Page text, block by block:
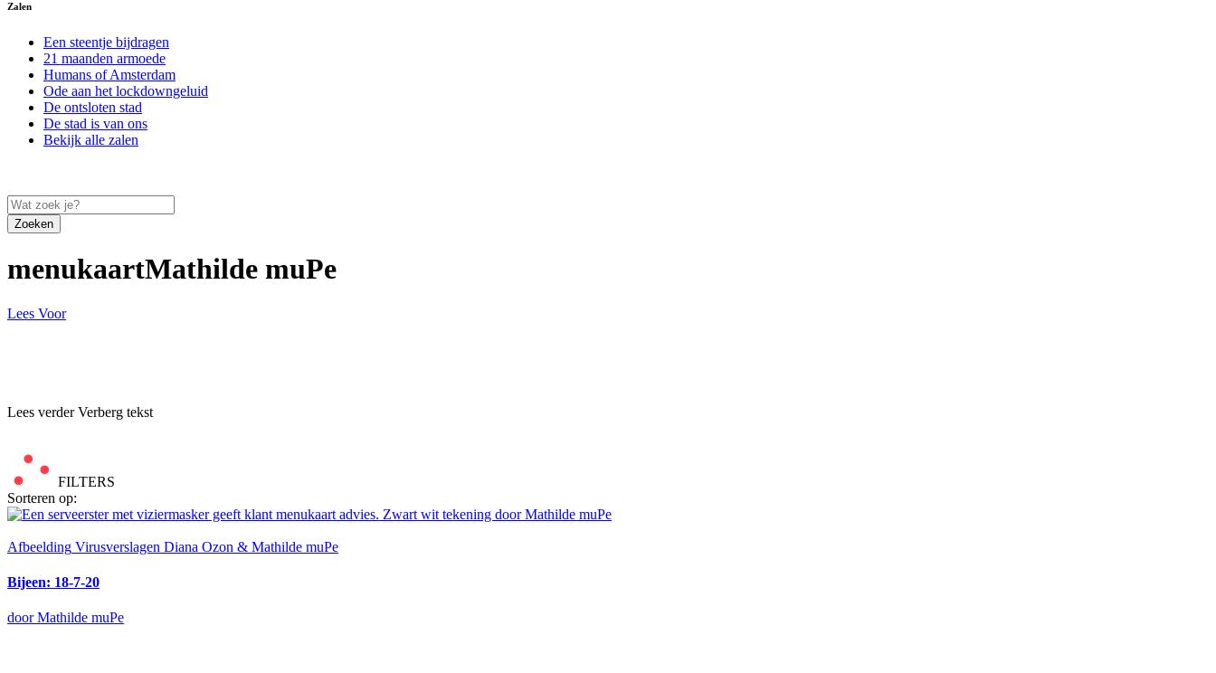
Zalen
Een steentje bijdragen
21 maanden armoede
Humans of Amsterdam
Ode aan het lockdowngeluid
De ontsloten stad
De stad is van ons
Bekijk alle zalen
Zoeken
menukaartMathilde muPe
Lees Voor
Lees verderVerberg tekst
FILTERS
Sorteren op:
Afbeelding Virusverslagen Diana Ozon & Mathilde muPe
Bijeen: 18-7-20
door Mathilde muPe